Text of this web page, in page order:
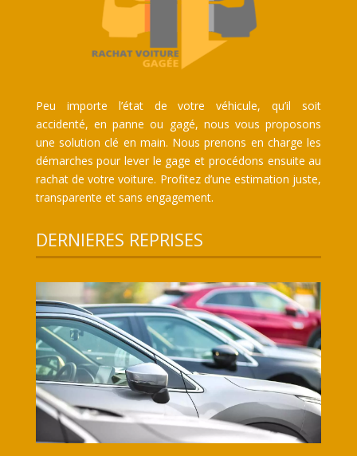
Peu importe l’état de votre véhicule, qu’il soit
accidenté, en panne ou gagé, nous vous proposons
une solution clé en main. Nous prenons en charge les
démarches pour lever le gage et procédons ensuite au
rachat de votre voiture. Profitez d’une estimation juste,
transparente et sans engagement.
DERNIERES REPRISES